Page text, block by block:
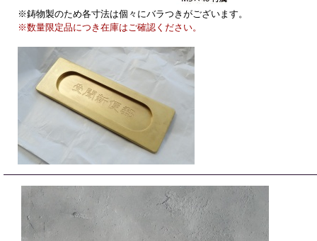
※鋳物製のため各寸法は個々にバラつきがございます。
※数量限定品につき在庫はご確認ください。